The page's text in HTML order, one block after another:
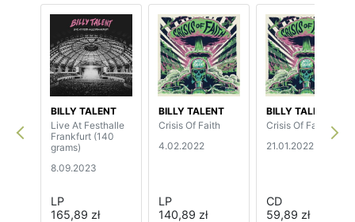
BILLY TALENT
Live At Festhalle
Frankfurt (140
grams)
8.09.2023
LP
165,89 zł
BILLY TALENT
Crisis Of Faith
4.02.2022
LP
140,89 zł
BILLY TALENT
Crisis Of Faith
21.01.2022
CD
59,89 zł